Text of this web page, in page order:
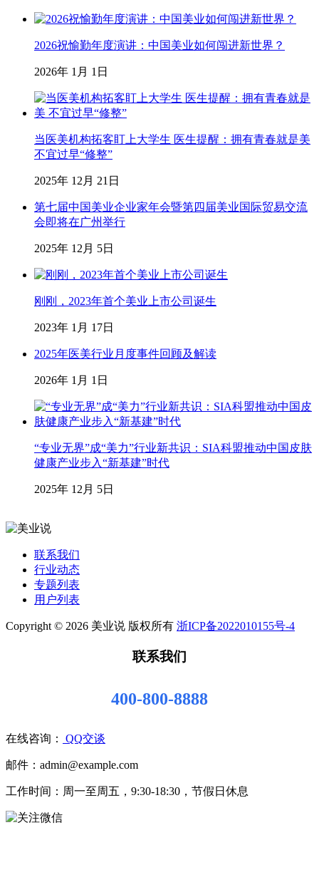
2026祝愉勤年度演讲：中国美业如何闯进新世界？
2026年 1月 1日
当医美机构拓客盯上大学生 医生提醒：拥有青春就是美
不宜过早“修整”
2025年 12月 21日
第七届中国美业企业家年会暨第四届美业国际贸易交流
会即将在广州举行
2025年 12月 5日
刚刚，2023年首个美业上市公司诞生
2023年 1月 17日
2025年医美行业月度事件回顾及解读
2026年 1月 1日
“专业无界”成“美力”行业新共识：SIA科盟推动中国皮肤
健康产业步入“新基建”时代
2025年 12月 5日
联系我们
行业动态
专题列表
用户列表
Copyright © 2026 美业说 版权所有 浙ICP备2022010155号-4
联系我们
400-800-8888
在线咨询： QQ交谈
邮件：admin@example.com
工作时间：周一至周五，9:30-18:30，节假日休息